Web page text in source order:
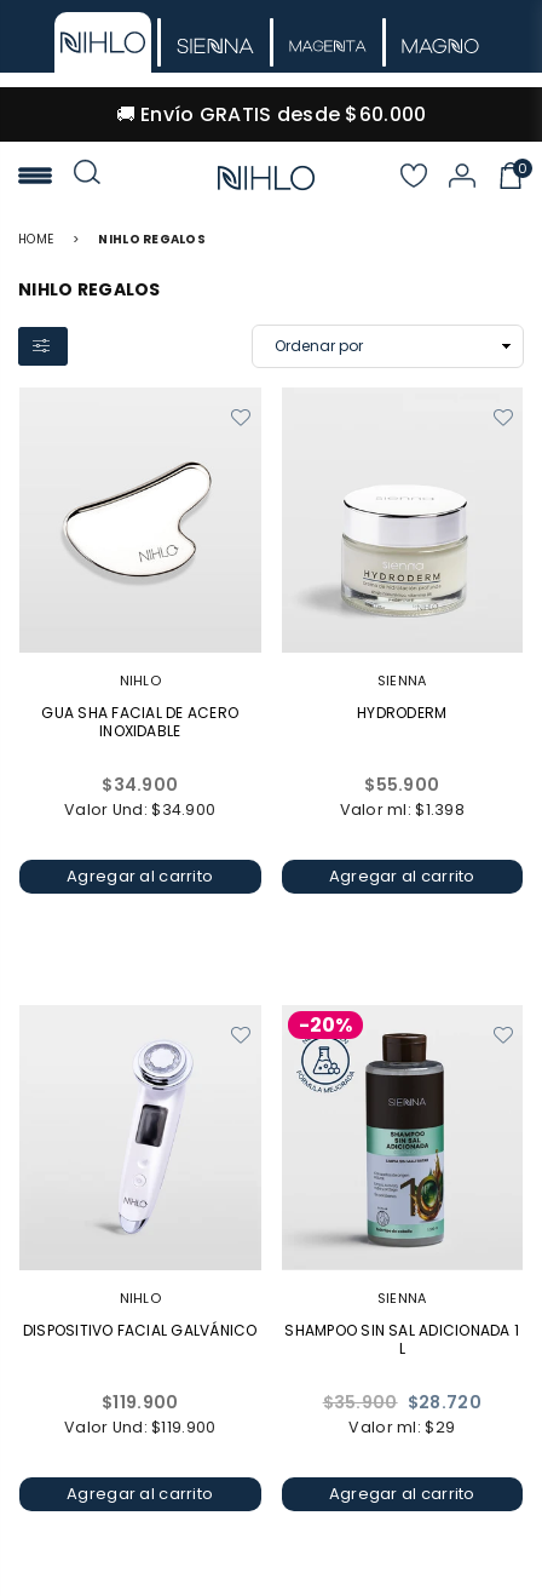
🚚 Envío GRATIS desde $60.000
NIHLO
0
HOME > NIHLO REGALOS
NIHLO REGALOS
NIHLO
GUA SHA FACIAL DE ACERO
INOXIDABLE
Precio
habitual
$34.900
Valor Und: $34.900
Agregar al carrito
SIENNA
HYDRODERM
Precio
habitual
$55.900
Valor ml: $1.398
Agregar al carrito
NIHLO
DISPOSITIVO FACIAL GALVÁNICO
Precio
habitual
$119.900
Valor Und: $119.900
Agregar al carrito
-20%
SIENNA
SHAMPOO SIN SAL ADICIONADA 1
L
Precio
habitual
$35.900 $28.720
Valor ml: $29
Agregar al carrito